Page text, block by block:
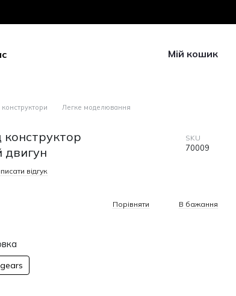
Мій кошик
Легке моделювання
двигун
SKU
70009
відгук
Порівняти В бажання